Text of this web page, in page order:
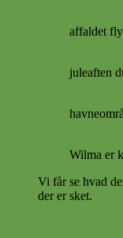
affaldet
juleaften
Wilma er
Vi får se hvad
der er sket.